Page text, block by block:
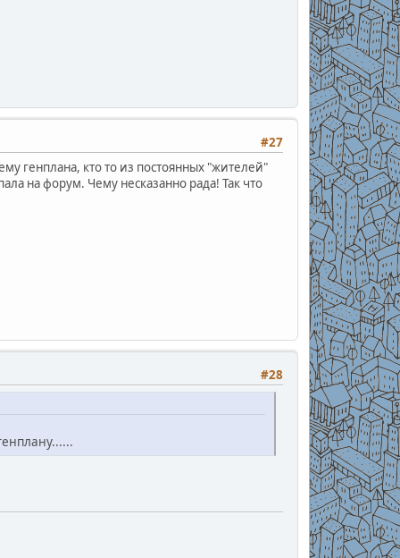
#27
генплана, кто то из постоянных "жителей"
на форум. Чему несказанно рада! Так что
#28